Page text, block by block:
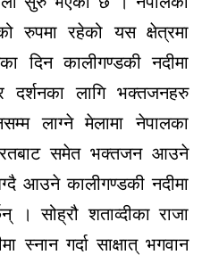
रुपमा रहेको यस क्षेत्रमा
दिन कालीगण्डकी नदीमा
दर्शनका लागि भक्तजनहरु
लाग्ने मेलामा नेपालका
समेत भक्तजन आउने
आउने कालीगण्डकी नदीमा
। सोह्रौ शताव्दीका राजा
स्नान गर्दा साक्षात् भगवान